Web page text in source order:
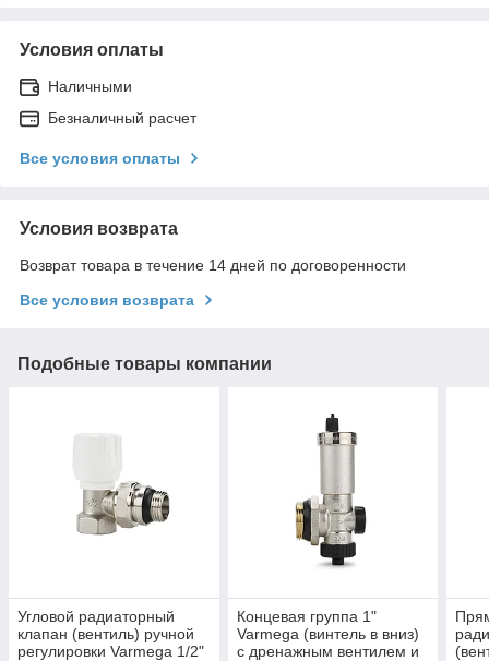
Условия оплаты
Наличными
Безналичный расчет
Все условия оплаты
Условия возврата
Возврат товара в течение 14 дней по договоренности
Все условия возврата
Подобные товары компании
Угловой радиаторный
клапан (вентиль) ручной
регулировки Varmega 1/2"
Концевая группа 1"
Varmega (винтель в вниз)
с дренажным вентилем и